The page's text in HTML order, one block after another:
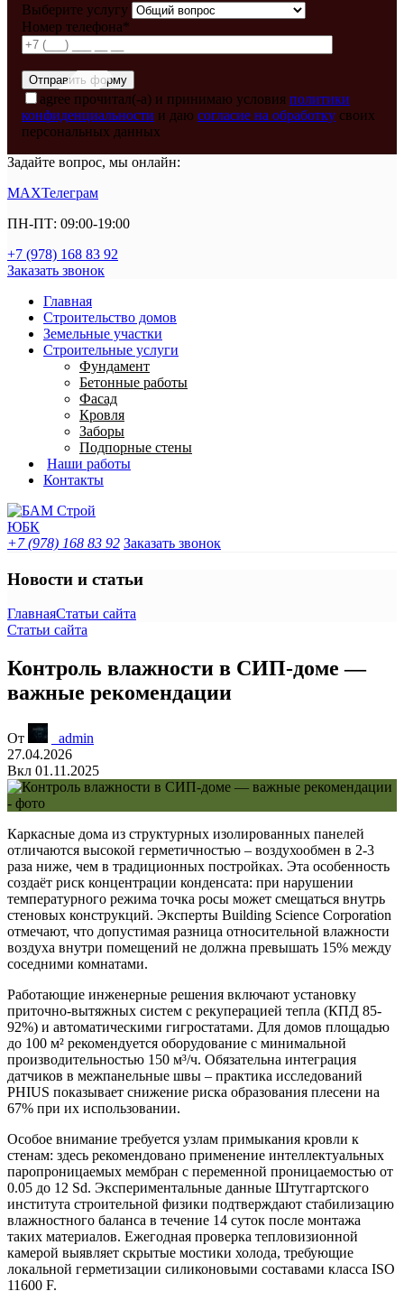
Выберите услугу
Номер телефона*
agree прочитал(-а) и принимаю условия политики
конфиденциальности и даю согласие на обработку своих
персональных данных
Задайте вопрос, мы онлайн:
MAXТелеграм
ПН-ПТ: 09:00-19:00
+7 (978) 168 83 92
Заказать звонок
Главная
Строительство домов
Земельные участки
Строительные услуги
Фундамент
Бетонные работы
Фасад
Кровля
Заборы
Подпорные стены
Наши работы
Контакты
+7 (978) 168 83 92 Заказать звонок
Новости и статьи
ГлавнаяСтатьи сайта
Статьи сайта
Контроль влажности в СИП-доме —
важные рекомендации
От
_admin
27.04.2026
Вкл 01.11.2025
Каркасные дома из структурных изолированных панелей
отличаются высокой герметичностью – воздухообмен в 2-3
раза ниже, чем в традиционных постройках. Эта особенность
создаёт риск концентрации конденсата: при нарушении
температурного режима точка росы может смещаться внутрь
стеновых конструкций. Эксперты Building Science Corporation
отмечают, что допустимая разница относительной влажности
воздуха внутри помещений не должна превышать 15% между
соседними комнатами.
Работающие инженерные решения включают установку
приточно-вытяжных систем с рекуперацией тепла (КПД 85-
92%) и автоматическими гигростатами. Для домов площадью
до 100 м² рекомендуется оборудование с минимальной
производительностью 150 м³/ч. Обязательна интеграция
датчиков в межпанельные швы – практика исследований
PHIUS показывает снижение риска образования плесени на
67% при их использовании.
Особое внимание требуется узлам примыкания кровли к
стенам: здесь рекомендовано применение интеллектуальных
паропроницаемых мембран с переменной проницаемостью от
0.05 до 12 Sd. Экспериментальные данные Штутгартского
института строительной физики подтверждают стабилизацию
влажностного баланса в течение 14 суток после монтажа
таких материалов. Ежегодная проверка тепловизионной
камерой выявляет скрытые мостики холода, требующие
локальной герметизации силиконовыми составами класса ISO
11600 F.